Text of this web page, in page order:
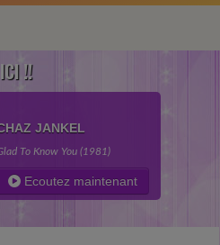
!!
JANKEL
To Know You (1981)
Ecoutez maintenant